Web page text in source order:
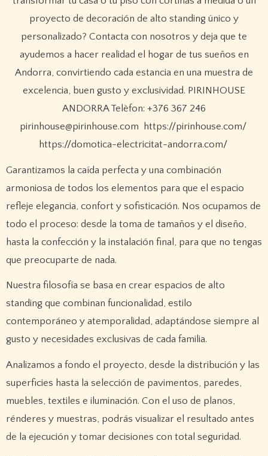
Garantizamos la caída perfecta y una combinación
armoniosa de todos los elementos para que el espacio
refleje elegancia, confort y sofisticación. Nos ocupamos de
todo el proceso: desde la toma de tamaños y el diseño,
hasta la confección y la instalación final, para que no tengas
que preocuparte de nada.
Nuestra filosofía se basa en crear espacios de alto
standing que combinan funcionalidad, estilo
contemporáneo y atemporalidad, adaptándose siempre al
gusto y necesidades exclusivas de cada familia.
Analizamos a fondo el proyecto, desde la distribución y las
superficies hasta la selección de pavimentos, paredes,
muebles, textiles e iluminación. Con el uso de planos,
rénderes y muestras, podrás visualizar el resultado antes
de la ejecución y tomar decisiones con total seguridad.